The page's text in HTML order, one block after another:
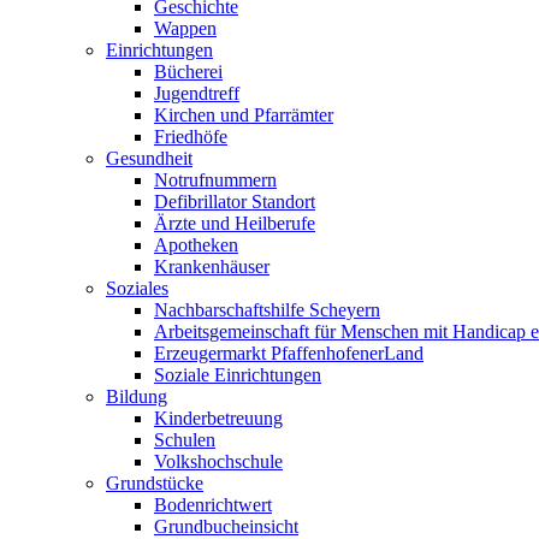
Geschichte
Wappen
Einrichtungen
Bücherei
Jugendtreff
Kirchen und Pfarrämter
Friedhöfe
Gesundheit
Notrufnummern
Defibrillator Standort
Ärzte und Heilberufe
Apotheken
Krankenhäuser
Soziales
Nachbarschaftshilfe Scheyern
Arbeitsgemeinschaft für Menschen mit Handicap
Erzeugermarkt PfaffenhofenerLand
Soziale Einrichtungen
Bildung
Kinderbetreuung
Schulen
Volkshochschule
Grundstücke
Bodenrichtwert
Grundbucheinsicht